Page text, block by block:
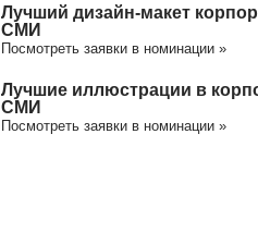
Лучший дизайн-макет
СМИ
Посмотреть заявки в номинации »
Лучшие иллюстрации в
СМИ
Посмотреть заявки в номинации »